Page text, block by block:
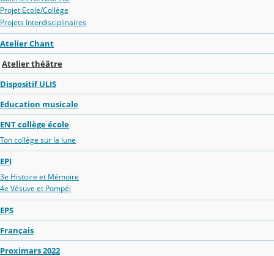
Projet Ecole/Collège
Projets Interdisciplinaires
Atelier Chant
Atelier théâtre
Dispositif ULIS
Education musicale
ENT collège école
Ton collège sur la lune
EPI
3e Histoire et Mémoire
4e Vésuve et Pompéi
EPS
Français
Proximars 2022